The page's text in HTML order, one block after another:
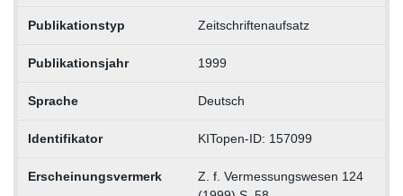
Publikationstyp Zeitschriftenaufsatz
Publikationsjahr 1999
Sprache Deutsch
Identifikator KITopen-ID: 157099
Erscheinungsvermerk
Z. f. Vermessungswesen 124